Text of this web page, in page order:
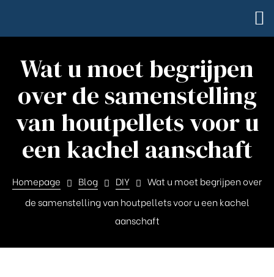
Wat u moet begrijpen
over de samenstelling
van houtpellets voor u
een kachel aanschaft
Homepage Blog DIY
Wat u moet begrijpen over
de samenstelling van houtpellets voor u een kachel
aanschaft